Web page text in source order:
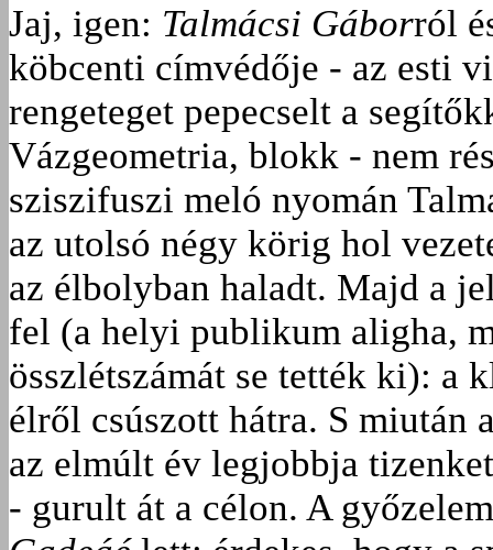
Jaj, igen: Talmácsi Gáborról
köbcenti címvédője - az esti
rengeteget pepecselt a
Vázgeometria, blokk - nem
sziszifuszi meló nyomán
az utolsó négy körig hol
az élbolyban haladt. Majd a
fel (a helyi publikum aligha,
összlétszámát se tették ki): a
élről csúszott hátra. S miután
az elmúlt év legjobbja
- gurult át a célon. A